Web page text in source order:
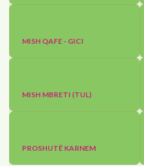
MISH QAFE - GICI
MISH MBRETI (TUL)
PROSHUTË KARNEM